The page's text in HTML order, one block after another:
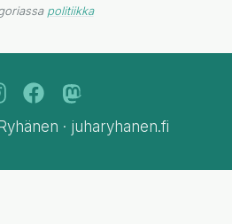
politiikka
· juharyhanen.fi